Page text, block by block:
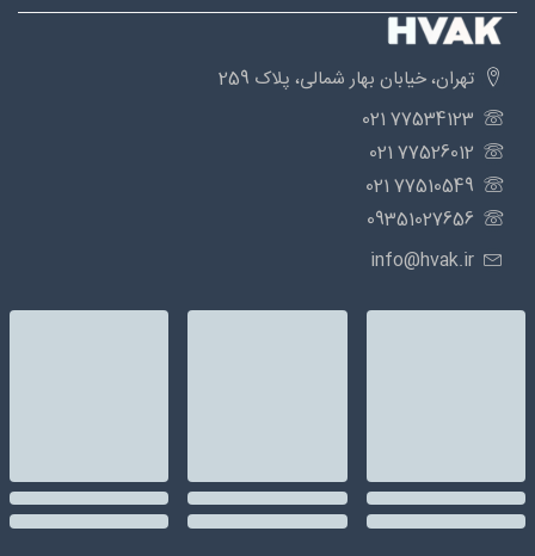
تهران، خیابان بهار شمالی، پلاک 259
77534123 021
77526012 021
77510549 021
09351027656
info@hvak.ir